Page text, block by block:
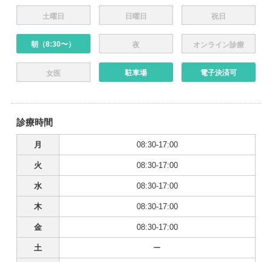
土曜日 日曜日 祝日
朝（8:30〜） 夜 オンライン診療
女医 駐車場 電子決済可
診療時間
月 08:30-17:00
火 08:30-17:00
水 08:30-17:00
木 08:30-17:00
金 08:30-17:00
土 ー